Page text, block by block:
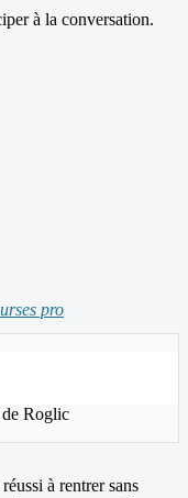
à la conversation.
pro
de Roglic
à rentrer sans